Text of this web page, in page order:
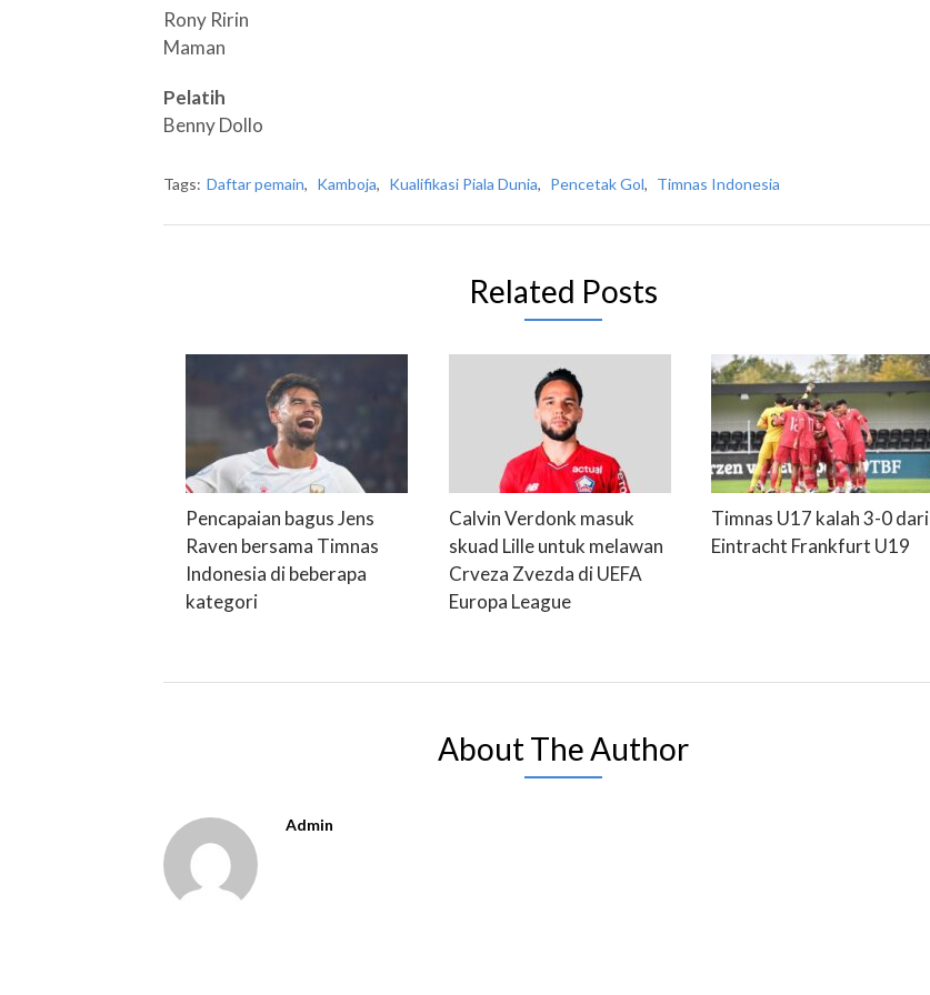
Rony Ririn
Maman
Pelatih
Benny Dollo
Tags: Daftar pemain, Kamboja, Kualifikasi Piala Dunia, Pencetak Gol, Timnas Indonesia
Related Posts
Pencapaian bagus Jens
Raven bersama Timnas
Indonesia di beberapa
kategori
Calvin Verdonk masuk
skuad Lille untuk melawan
Crveza Zvezda di UEFA
Europa League
Timnas U17 kalah 3-0 dari
Eintracht Frankfurt U19
About The Author
Admin